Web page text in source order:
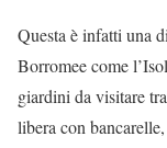
Questa è infatti una
Borromee come
giardini da visitare
libera con